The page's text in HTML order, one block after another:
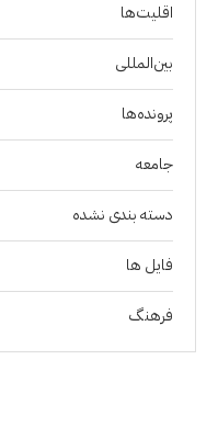
اقلیت‌ها
بین‌المللی
پرونده‌ها
جامعه
دسته بندی نشده
فايل ها
فرهنگ